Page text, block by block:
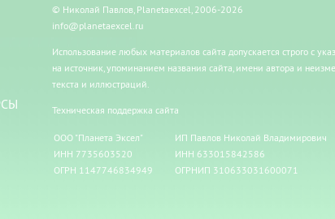
© Николай Павлов, Planetaexcel, 2006-2026
info@planetaexcel.ru
Использование любых материалов сайта допускается строго с
на источник, упоминанием названия сайта, имени автора и
текста и иллюстраций.
Техническая поддержка сайта
ООО "Планета Эксел"
ИНН 7735603520
ОГРН 1147746834949
ИП Павлов Николай Владимирович
ИНН 633015842586
ОГРНИП 310633031600071